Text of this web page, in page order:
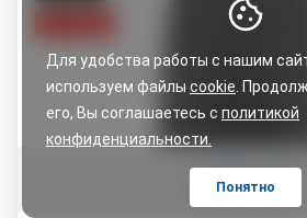
Для удобства работы с нашим
используем файлы cookie .
его, Вы соглашаетесь с политикой
конфиденциальности.
Понятно
Оставить отзыв